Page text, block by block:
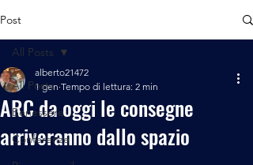
Post
All Posts
Benessere
Conferenze
All Posts
ARC da oggi le consegne
arriveranno dallo spazio
alberto21472
1 gen Tempo di lettura: 2 min